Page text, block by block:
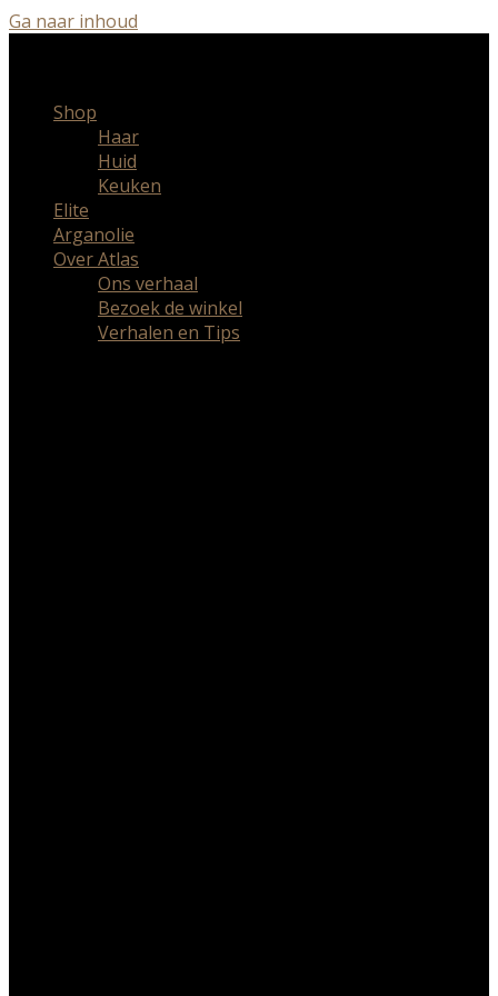
Ga naar inhoud
Shop
Haar
Huid
Keuken
Elite
Arganolie
Over Atlas
Ons verhaal
Bezoek de winkel
Verhalen en Tips